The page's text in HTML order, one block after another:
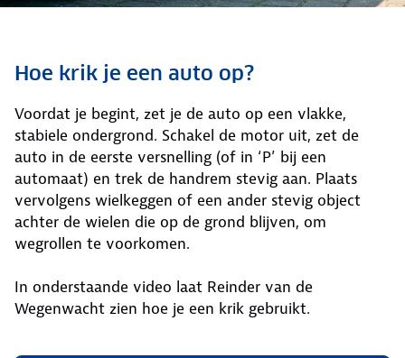
Hoe krik je een auto op?
Voordat je begint, zet je de auto op een vlakke,
stabiele ondergrond. Schakel de motor uit, zet de
auto in de eerste versnelling (of in ‘P’ bij een
automaat) en trek de handrem stevig aan. Plaats
vervolgens wielkeggen of een ander stevig object
achter de wielen die op de grond blijven, om
wegrollen te voorkomen.
In onderstaande video laat Reinder van de
Wegenwacht zien hoe je een krik gebruikt.